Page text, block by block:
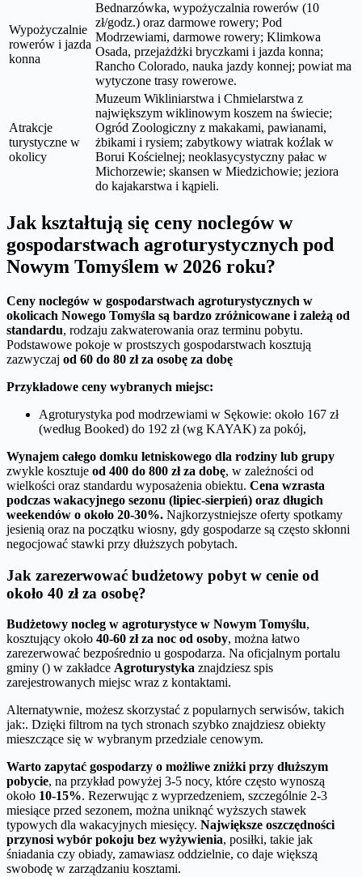
Wypożyczalnie
rowerów i jazda
konna
Bednarzówka, wypożyczalnia rowerów (10
zł/godz.) oraz darmowe rowery; Pod
Modrzewiami, darmowe rowery; Klimkowa
Osada, przejażdżki bryczkami i jazda konna;
Rancho Colorado, nauka jazdy konnej; powiat ma
wytyczone trasy rowerowe.
Atrakcje
turystyczne w
okolicy
Muzeum Wikliniarstwa i Chmielarstwa z
największym wiklinowym koszem na świecie;
Ogród Zoologiczny z makakami, pawianami,
żbikami i rysiem; zabytkowy wiatrak koźlak w
Borui Kościelnej; neoklasycystyczny pałac w
Michorzewie; skansen w Miedzichowie; jeziora
do kajakarstwa i kąpieli.
Jak kształtują się ceny noclegów w
gospodarstwach agroturystycznych pod
Nowym Tomyślem w 2026 roku?
Ceny noclegów w gospodarstwach agroturystycznych w
okolicach Nowego Tomyśla są bardzo zróżnicowane i zależą od
standardu, rodzaju zakwaterowania oraz terminu pobytu.
Podstawowe pokoje w prostszych gospodarstwach kosztują
zazwyczaj od 60 do 80 zł za osobę za dobę
Przykładowe ceny wybranych miejsc:
Agroturystyka pod modrzewiami w Sękowie: około 167 zł
(według Booked) do 192 zł (wg KAYAK) za pokój,
Wynajem całego domku letniskowego dla rodziny lub grupy
zwykle kosztuje od 400 do 800 zł za dobę, w zależności od
wielkości oraz standardu wyposażenia obiektu. Cena wzrasta
podczas wakacyjnego sezonu (lipiec-sierpień) oraz długich
weekendów o około 20-30%. Najkorzystniejsze oferty spotkamy
jesienią oraz na początku wiosny, gdy gospodarze są często skłonni
negocjować stawki przy dłuższych pobytach.
Jak zarezerwować budżetowy pobyt w cenie od
około 40 zł za osobę?
Budżetowy nocleg w agroturystyce w Nowym Tomyślu,
kosztujący około 40-60 zł za noc od osoby, można łatwo
zarezerwować bezpośrednio u gospodarza. Na oficjalnym portalu
gminy () w zakładce Agroturystyka znajdziesz spis
zarejestrowanych miejsc wraz z kontaktami.
Alternatywnie, możesz skorzystać z popularnych serwisów, takich
jak:. Dzięki filtrom na tych stronach szybko znajdziesz obiekty
mieszczące się w wybranym przedziale cenowym.
Warto zapytać gospodarzy o możliwe zniżki przy dłuższym
pobycie, na przykład powyżej 3-5 nocy, które często wynoszą
około 10-15%. Rezerwując z wyprzedzeniem, szczególnie 2-3
miesiące przed sezonem, można uniknąć wyższych stawek
typowych dla wakacyjnych miesięcy. Największe oszczędności
przynosi wybór pokoju bez wyżywienia, posiłki, takie jak
śniadania czy obiady, zamawiasz oddzielnie, co daje większą
swobodę w zarządzaniu kosztami.